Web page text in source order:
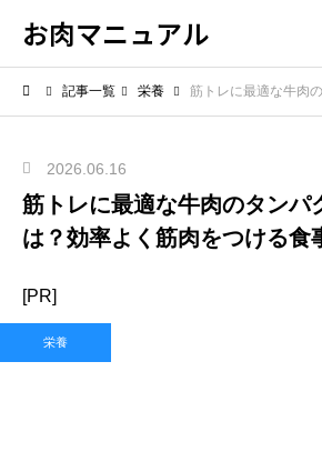
お肉マニュアル
記事一覧 栄養 筋トレに最適な牛肉のタンパク質が
2026.06.16
筋トレに最適な牛肉のタンパ
は？効率よく筋肉をつける食
[PR]
栄養